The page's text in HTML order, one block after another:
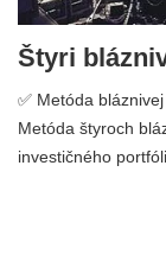
Štyri
✅ Metóda
Metóda štyroch
investičného